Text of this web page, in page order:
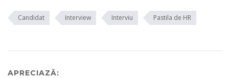
Candidat Interview Interviu Pastila de HR
APRECIAZĂ: